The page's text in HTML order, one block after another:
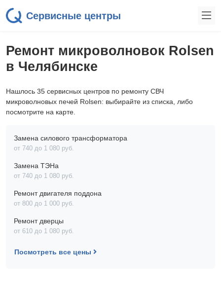
Сервисные центры
Ремонт микроволновок Rolsen
в Челябинске
Нашлось 35 сервисных центров по ремонту СВЧ
микроволновых печей Rolsen: выбирайте из списка, либо
посмотрите на карте.
Замена силового трансформатора
от 740 до 1 080 pyб.
Замена ТЭНа
от 740 до 1 080 pyб.
Ремонт двигателя поддона
от 800 до 1 000 pyб.
Ремонт дверцы
от 610 до 1 080 pyб.
Посмотреть все цены